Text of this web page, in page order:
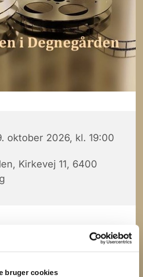
bruger cookies
oktober 2026, kl. 19:00
Kirkevej 11, 6400